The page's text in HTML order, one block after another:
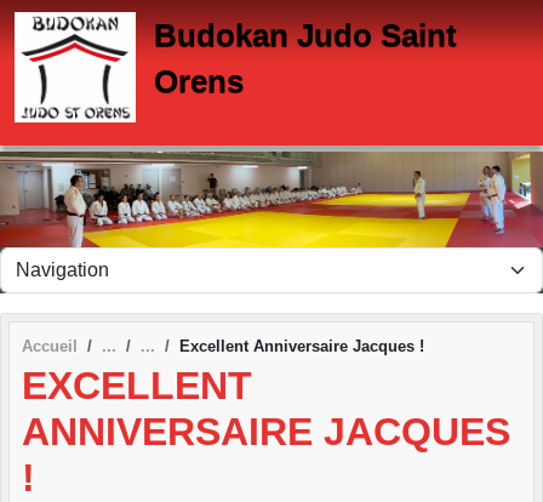
Budokan Judo Saint
Orens
Accueil Excellent Anniversaire Jacques !
EXCELLENT
ANNIVERSAIRE JACQUES
!
Panneau de gestion des cookies